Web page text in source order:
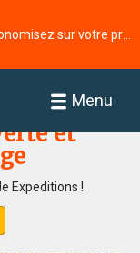
Menu
et
Expeditions !